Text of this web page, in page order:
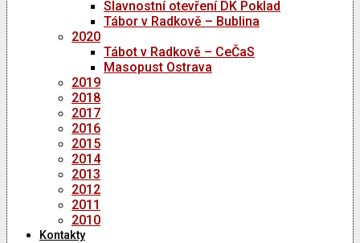
Slavnostní otevření DK Poklad
Tábor v Radkově – Bublina
2020
Tábot v Radkově – CeČaS
Masopust Ostrava
2019
2018
2017
2016
2015
2014
2013
2012
2011
2010
Kontakty